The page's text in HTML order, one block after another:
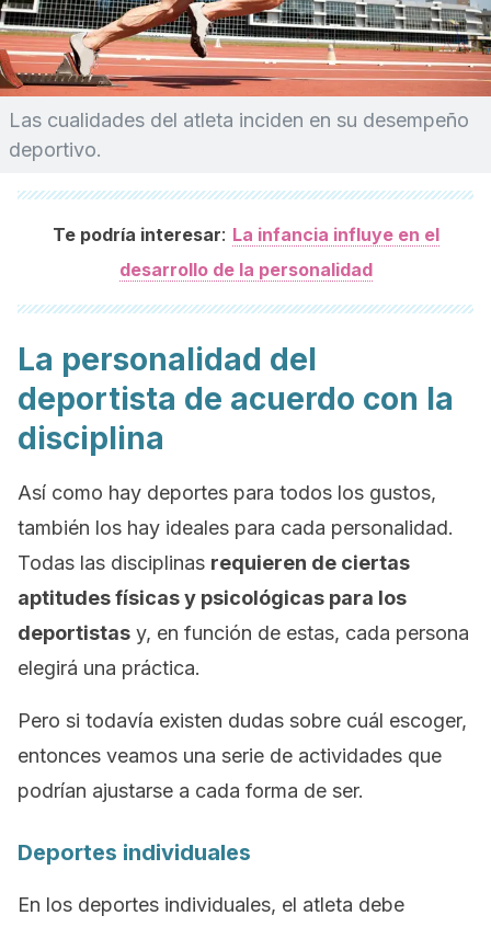
Las cualidades del atleta inciden en su desempeño
deportivo.
Te podría interesar: La infancia influye en el
desarrollo de la personalidad
La personalidad del
deportista de acuerdo con la
disciplina
Así como hay deportes para todos los gustos,
también los hay ideales para cada personalidad.
Todas las disciplinas requieren de ciertas
aptitudes físicas y psicológicas para los
deportistas y, en función de estas, cada persona
elegirá una práctica.
Pero si todavía existen dudas sobre cuál escoger,
entonces veamos una serie de actividades que
podrían ajustarse a cada forma de ser.
Deportes individuales
En los deportes individuales, el atleta debe